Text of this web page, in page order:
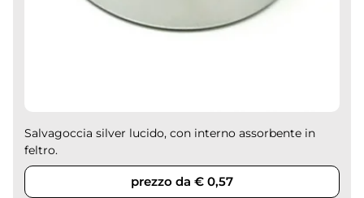
Salvagoccia silver lucido, con interno assorbente in
feltro.
prezzo da € 0,57